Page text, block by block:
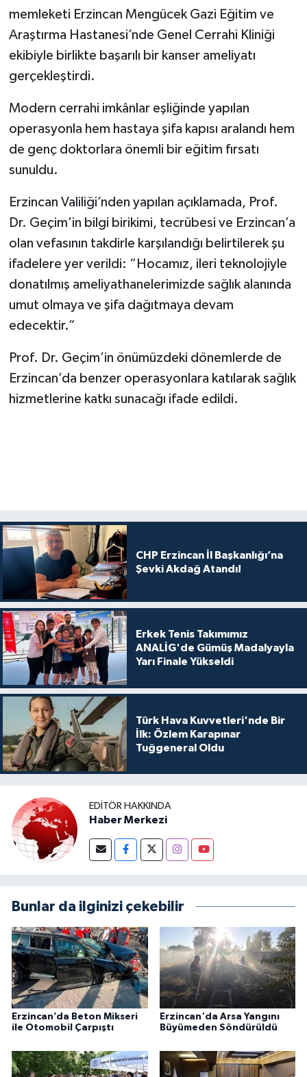
memleketi Erzincan Mengücek Gazi Eğitim ve
Araştırma Hastanesi’nde Genel Cerrahi Kliniği
ekibiyle birlikte başarılı bir kanser ameliyatı
gerçekleştirdi.
Modern cerrahi imkânlar eşliğinde yapılan
operasyonla hem hastaya şifa kapısı aralandı hem
de genç doktorlara önemli bir eğitim fırsatı
sunuldu.
Erzincan Valiliği’nden yapılan açıklamada, Prof.
Dr. Geçim’in bilgi birikimi, tecrübesi ve Erzincan’a
olan vefasının takdirle karşılandığı belirtilerek şu
ifadelere yer verildi: “Hocamız, ileri teknolojiyle
donatılmış ameliyathanelerimizde sağlık alanında
umut olmaya ve şifa dağıtmaya devam
edecektir.”
Prof. Dr. Geçim’in önümüzdeki dönemlerde de
Erzincan’da benzer operasyonlara katılarak sağlık
hizmetlerine katkı sunacağı ifade edildi.
CHP Erzincan İl Başkanlığı’na
Şevki Akdağ Atandı!
Erkek Tenis Takımımız
ANALİG'de Gümüş Madalyayla
Yarı Finale Yükseldi
Türk Hava Kuvvetleri'nde Bir
İlk: Özlem Karapınar
Tuğgeneral Oldu
EDITÖR HAKKINDA
Haber Merkezi
Bunlar da ilginizi çekebilir
Erzincan’da Beton Mikseri
ile Otomobil Çarpıştı
Erzincan'da Arsa Yangını
Büyümeden Söndürüldü